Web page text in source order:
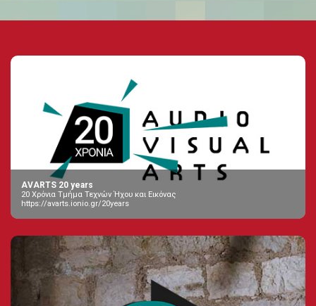
AVARTS 20 years
20 Χρόνια Τμήμα Τεχνών Ήχου και Εικόνας
https://avarts.ionio.gr/20years